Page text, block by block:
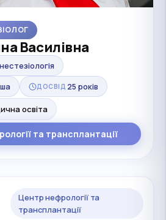
Василівна
ДОСВІД 25 років
освіта
та трансплантації
Центр нефрології та
трансплантації